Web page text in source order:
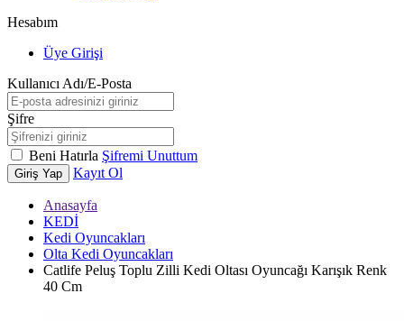
Hesabım
Üye Girişi
Kullanıcı Adı/E-Posta
Şifre
Beni Hatırla Şifremi Unuttum
Giriş Yap Kayıt Ol
Anasayfa
KEDİ
Kedi Oyuncakları
Olta Kedi Oyuncakları
Catlife Peluş Toplu Zilli Kedi Oltası Oyuncağı Karışık Renk
40 Cm